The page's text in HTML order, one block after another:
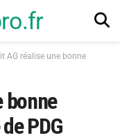
AG réalise une bonne
bonne
PDG